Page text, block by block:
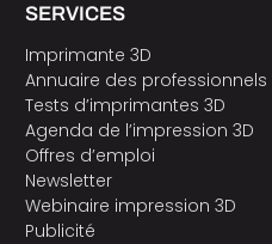
SERVICES
Imprimante 3D
Annuaire des professionnels
Tests d’imprimantes 3D
Agenda de l’impression 3D
Offres d’emploi
Newsletter
Webinaire impression 3D
Publicité